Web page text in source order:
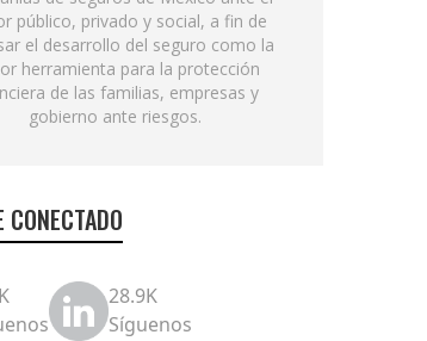
público, privado y social, a fin de
el desarrollo del seguro como la
herramienta para la protección
de las familias, empresas y
gobierno ante riesgos.
CONECTADO
28.9K
Síguenos